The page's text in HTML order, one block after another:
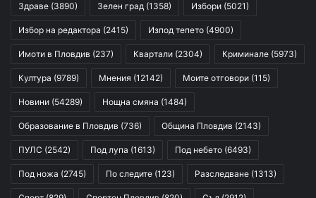
Здраве (3890) Зелен град (1358) Избори (5021)
Избор на редактора (2415) Изпод тепето (4900)
Имоти в Пловдив (237) Квартали (2304) Криминале (5973)
Култура (9789) Мнения (12142) Моите отговори (115)
Новини (54289) Нощна смяна (1484)
Образование в Пловдив (736) Община Пловдив (2143)
ПУЛС (2542) Под лупа (1613) Под небето (6493)
Под ножа (2745) По следите (123) Разследване (1313)